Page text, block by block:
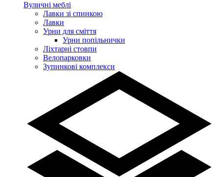
Вуличні меблі
Лавки зі спинкою
Лавки
Урни для сміття
Урни попільнички
Ліхтарні стовпи
Велопарковки
Зупинкові комплекси